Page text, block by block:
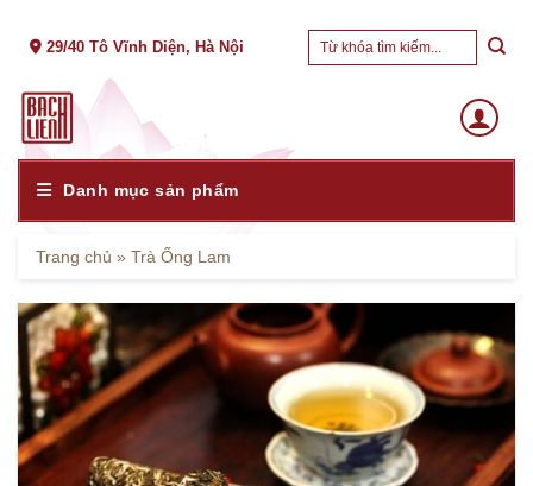
29/40 Tô Vĩnh Diện, Hà Nội
Tìm
Danh mục sản phẩm
Trang chủ » Trà Ống Lam